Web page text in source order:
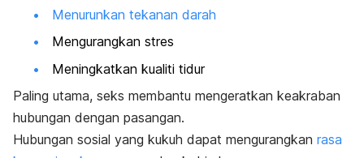
Menurunkan tekanan darah
Mengurangkan stres
Meningkatkan kualiti tidur
Paling utama, seks membantu mengeratkan keakraban
hubungan dengan pasangan.
Hubungan sosial yang kukuh dapat mengurangkan rasa